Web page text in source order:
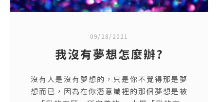
09/28/2021
我沒有夢想怎麼辦?
沒有人是沒有夢想的，只是你不覺得那是夢
想而已，因為在你潛意識裡的那個夢想是被